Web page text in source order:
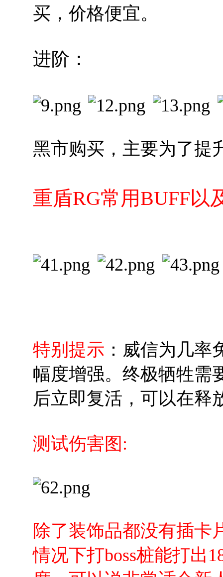
买，价格便宜。
进阶：
黑市购买，主要为了提
重盾RG常用BUFF以
特别提示 ：威信为几
幅度增强。终极牺牲需
后立即复活，可以在释
测试伤害图:
除了装饰品都没有插卡
情况下打boss桩能打出